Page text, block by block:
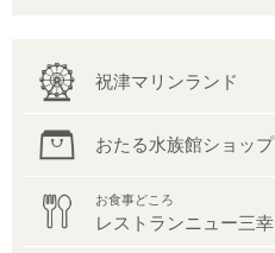
祝津マリンランド
おたる水族館ショップ
お食事どころ
レストランニュー三幸